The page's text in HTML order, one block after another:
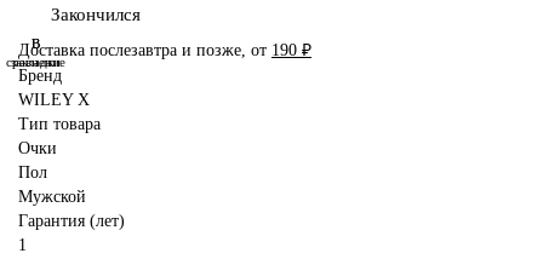
Закончился
В
закладки
В
сравнение
Доставка послезавтра и позже, от 190 ₽
Бренд
WILEY X
Тип товара
Очки
Пол
Мужской
Гарантия (лет)
1